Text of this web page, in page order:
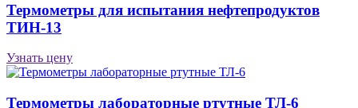
Термометры для испытания нефтепродуктов
ТИН-13
Узнать цену
Термометры лабораторные ртутные ТЛ-6